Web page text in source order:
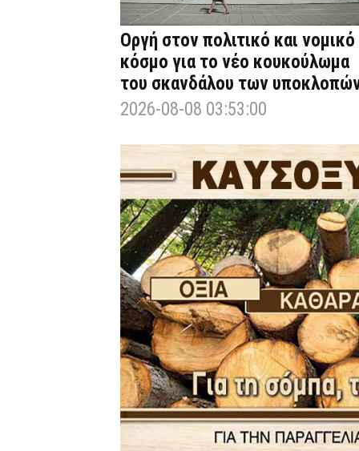
Οργή στον πολιτικό και νομικό
κόσμο για το νέο κουκούλωμα
του σκανδάλου των
2026-08-08 03:53:00